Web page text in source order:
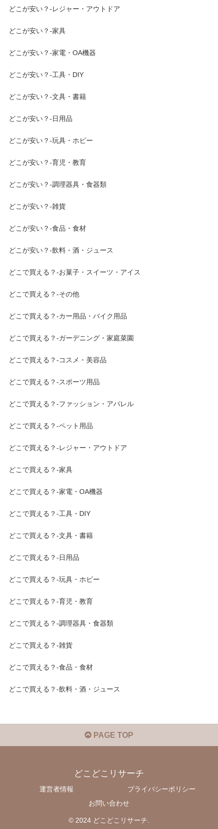
どこが安い？-レジャー・アウトドア
どこが安い？-家具
どこが安い？-家電・OA機器
どこが安い？-工具・DIY
どこが安い？-文具・書籍
どこが安い？-日用品
どこが安い？-玩具・ホビー
どこが安い？-育児・教育
どこが安い？-調理器具・食器類
どこが安い？-雑貨
どこが安い？-食品・食材
どこが安い？-飲料・酒・ジュース
どこで買える？-お菓子・スイーツ・アイス
どこで買える？-その他
どこで買える？-カー用品・バイク用品
どこで買える？-ガーデニング・家庭菜園
どこで買える？-コスメ・美容品
どこで買える？-スポーツ用品
どこで買える？-ファッション・アパレル
どこで買える？-ペット用品
どこで買える？-レジャー・アウトドア
どこで買える？-家具
どこで買える？-家電・OA機器
どこで買える？-工具・DIY
どこで買える？-文具・書籍
どこで買える？-日用品
どこで買える？-玩具・ホビー
どこで買える？-育児・教育
どこで買える？-調理器具・食器類
どこで買える？-雑貨
どこで買える？-食品・食材
どこで買える？-飲料・酒・ジュース
PAGE TOP
どこどこリサーチ
運営者情報
プライバシーポリシー
お問い合わせ
© 2024 どこどこリサーチ.